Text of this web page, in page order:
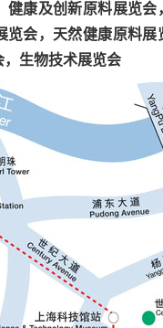
健康及创新原料展览
览会，天然健康原料
生物技术展览会